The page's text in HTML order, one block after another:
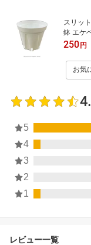
スリッ
鉢 エケ
250円
お気
5
4
3
2
1
レビュー一覧